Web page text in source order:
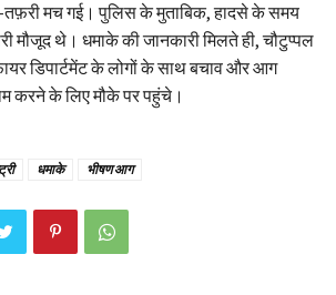
मच गई। पुलिस के मुताबिक, हादसे के समय
मौजूद थे। धमाके की जानकारी मिलते ही, चौटुप्पल
डिपार्टमेंट के लोगों के साथ बचाव और आग
करने के लिए मौके पर पहुंचे।
धमाके भीषण आग